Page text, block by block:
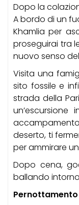
Dopo la
A bordo di un
Khamlia per
proseguirai tra
nuovo senso
Visita una
sito fossile e
strada della
deserto, ti
per ammirare
Dopo cena,
ballando